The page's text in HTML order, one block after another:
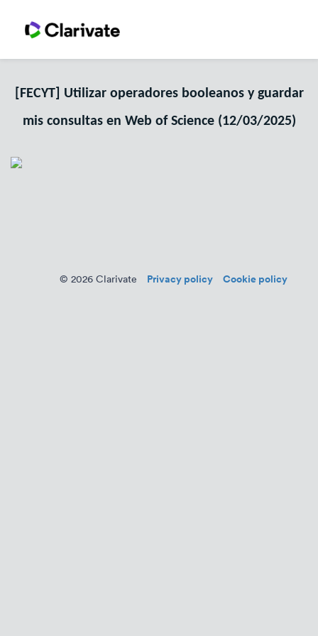
[FECYT] Utilizar operadores booleanos y guardar
mis consultas en Web of Science (12/03/2025)
© 2026 Clarivate Privacy policy Cookie policy